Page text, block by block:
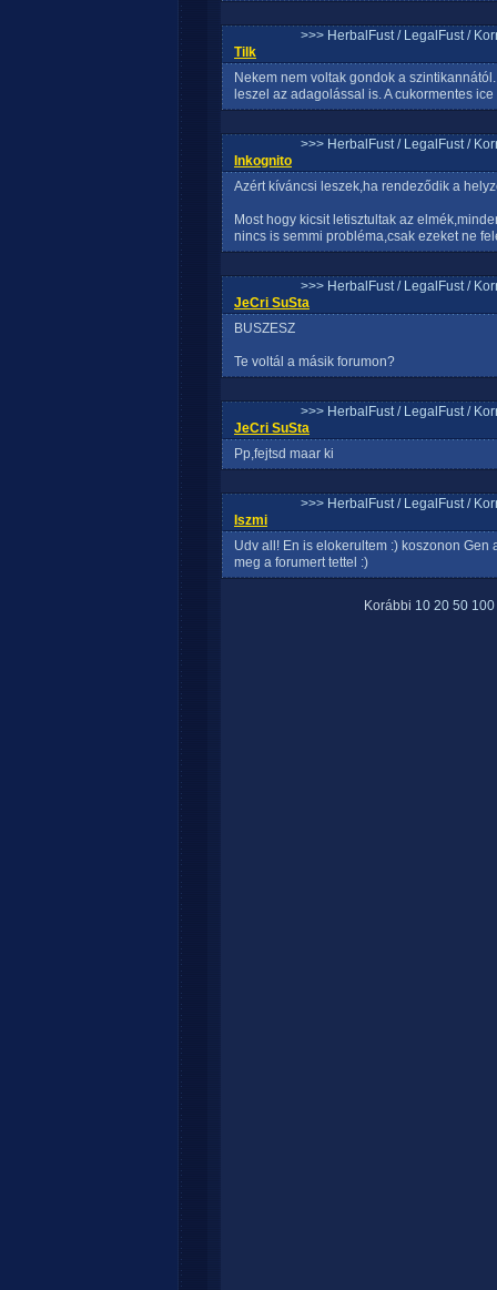
>>> HerbalFust / LegalFust /
Tilk
Nekem nem voltak gondok a
leszel az adagolással is. A cukormentes
>>> HerbalFust / LegalFust /
Inkognito
Azért kíváncsi leszek,ha rendeződik a
Most hogy kicsit letisztultak az
nincs is semmi probléma,csak ezeket ne
>>> HerbalFust / LegalFust /
JeCri SuSta
BUSZESZ
Te voltál a másik forumon?
>>> HerbalFust / LegalFust /
JeCri SuSta
Pp,fejtsd maar ki
>>> HerbalFust / LegalFust /
Iszmi
Udv all! En is elokerultem :) koszonon
meg a forumert tettel :)
Korábbi 10 20 50 100